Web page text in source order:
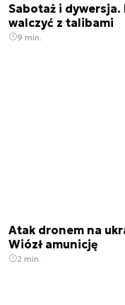
Sabotaż i dywersja.
walczyć z talibami
9 min.
Atak dronem na
Wiózł amunicję
2 min.